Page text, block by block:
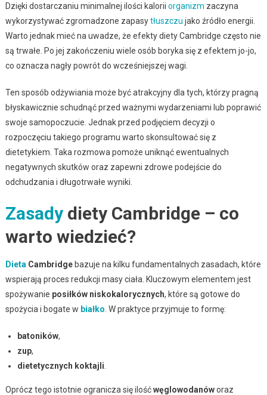
Dzięki dostarczaniu minimalnej ilości kalorii organizm zaczyna
wykorzystywać zgromadzone zapasytłuszczu jako źródło energii.
Warto jednak mieć na uwadze, że efekty diety Cambridge często nie
są trwałe. Po jej zakończeniu wiele osób boryka się z efektem jo-jo,
co oznacza nagły powrót do wcześniejszej wagi.
Ten sposób odżywiania może być atrakcyjny dla tych, którzy pragną
błyskawicznie schudnąć przed ważnymi wydarzeniami lub poprawić
swoje samopoczucie. Jednak przed podjęciem decyzji o
rozpoczęciu takiego programu warto skonsultować się z
dietetykiem. Taka rozmowa pomoże uniknąć ewentualnych
negatywnych skutków oraz zapewni zdrowe podejście do
odchudzania i długotrwałe wyniki.
Zasadydiety Cambridge – co
warto wiedzieć?
Dieta Cambridgebazuje na kilku fundamentalnych zasadach, które
wspierają proces redukcji masy ciała. Kluczowym elementem jest
spożywanie posiłków niskokalorycznych, które są gotowe do
spożycia i bogate w białko . W praktyce przyjmuje to formę:
batoników,
zup,
dietetycznych koktajli
Oprócz tego istotnie ogranicza się ilośćwęglowodanóworaz